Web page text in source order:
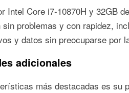
Intel Core i7-10870H y 32GB
problemas y con rapidez,
y datos sin preocuparse por
adicionales
más destacadas es su